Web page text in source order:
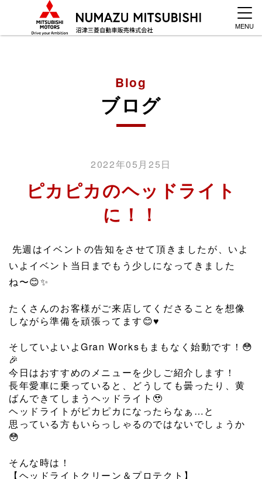
MENU
Blog
ブログ
2022年05月25日
ピカピカのヘッドライト
に！！
先週はイベントの告知をさせて頂きましたが、いよ
いよイベント当日までもう少しになってきました
ね〜😊✨
たくさんのお客様がご来店してくださることを想像
しながら準備を頑張ってます😊♥
そしていよいよGran Worksもまもなく始動です！😳
🎉
今日はおすすめのメニューを少しご紹介します！
長年愛車に乗っていると、どうしても曇ったり、黄
ばんできてしまうヘッドライト🥹
ヘッドライトがピカピカになったらなぁ…と
思っている方もいらっしゃるのではないでしょうか
😳
そんな時は！
【ヘッドライトクリーン＆プロテクト】